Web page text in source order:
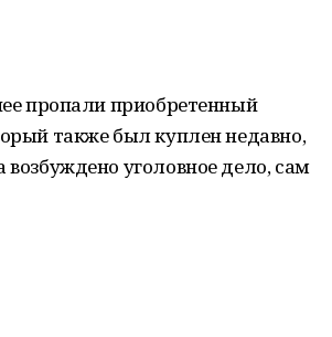
пропали приобретенный
также был куплен недавно,
уголовное дело, сам